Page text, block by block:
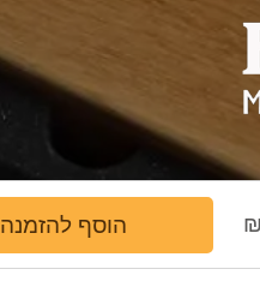
₪ הוסף להזמנה